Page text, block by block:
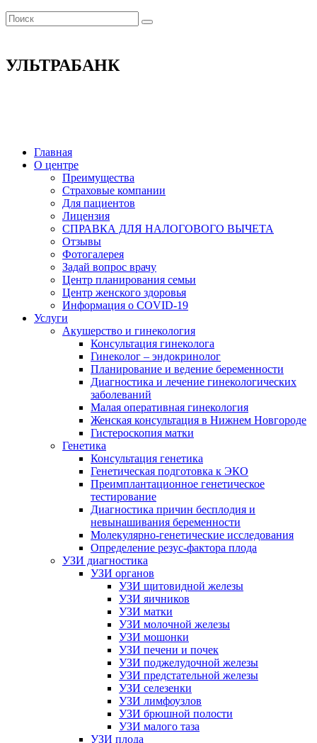
УЛЬТРАБАНК
Главная
О центре
Преимущества
Страховые компании
Для пациентов
Лицензия
СПРАВКА ДЛЯ НАЛОГОВОГО ВЫЧЕТА
Отзывы
Фотогалерея
Задай вопрос врачу
Центр планирования семьи
Центр женского здоровья
Информация о COVID-19
Услуги
Акушерство и гинекология
Консультация гинеколога
Гинеколог – эндокринолог
Планирование и ведение беременности
Диагностика и лечение гинекологических
заболеваний
Малая оперативная гинекология
Женская консультация в Нижнем Новгороде
Гистероскопия матки
Генетика
Консультация генетика
Генетическая подготовка к ЭКО
Преимплантационное генетическое
тестирование
Диагностика причин бесплодия и
невынашивания беременности
Молекулярно-генетические исследования
Определение резус-фактора плода
УЗИ диагностика
УЗИ органов
УЗИ щитовидной железы
УЗИ яичников
УЗИ матки
УЗИ молочной железы
УЗИ мошонки
УЗИ печени и почек
УЗИ поджелудочной железы
УЗИ предстательной железы
УЗИ селезенки
УЗИ лимфоузлов
УЗИ брюшной полости
УЗИ малого таза
УЗИ плода